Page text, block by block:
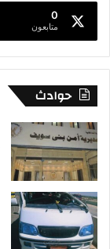
0
متابعون
حوادث